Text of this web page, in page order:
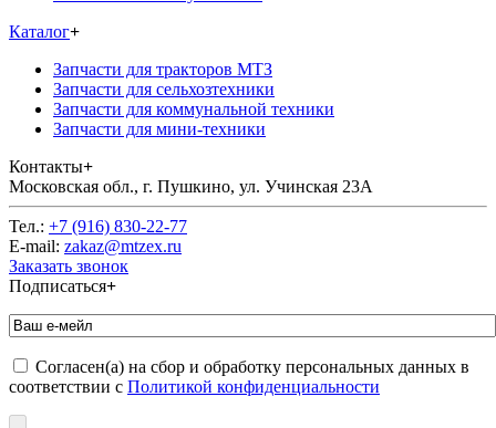
Каталог+
Запчасти для тракторов МТЗ
Запчасти для сельхозтехники
Запчасти для коммунальной техники
Запчасти для мини-техники
Контакты+
Московская обл., г. Пушкино, ул. Учинская 23А
Тел.: +7 (916) 830-22-77
E-mail: zakaz@mtzex.ru
Заказать звонок
Подписаться+
Согласен(а) на сбор и обработку персональных данных в
соответствии с Политикой конфиденциальности